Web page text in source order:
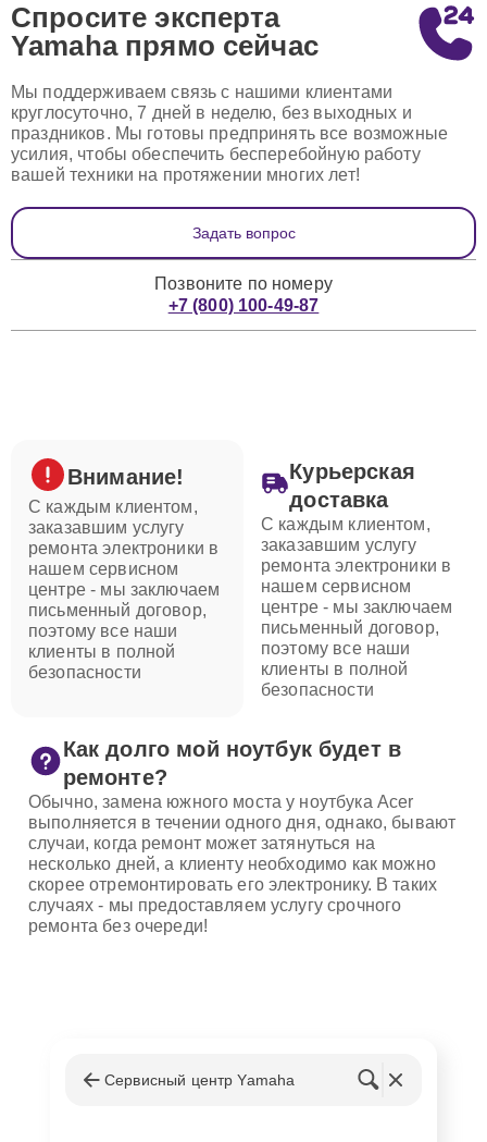
Спросите эксперта
Yamaha прямо сейчас
Мы поддерживаем связь с нашими клиентами
круглосуточно, 7 дней в неделю, без выходных и
праздников. Мы готовы предпринять все возможные
усилия, чтобы обеспечить бесперебойную работу
вашей техники на протяжении многих лет!
Задать вопрос
Позвоните по номеру
+7 (800) 100-49-87
Внимание!
С каждым клиентом,
заказавшим услугу
ремонта электроники в
нашем сервисном
центре - мы заключаем
письменный договор,
поэтому все наши
клиенты в полной
безопасности
Курьерская
доставка
С каждым клиентом,
заказавшим услугу
ремонта электроники в
нашем сервисном
центре - мы заключаем
письменный договор,
поэтому все наши
клиенты в полной
безопасности
Как долго мой ноутбук будет в
ремонте?
Обычно, замена южного моста у ноутбука Acer
выполняется в течении одного дня, однако, бывают
случаи, когда ремонт может затянуться на
несколько дней, а клиенту необходимо как можно
скорее отремонтировать его электронику. В таких
случаях - мы предоставляем услугу срочного
ремонта без очереди!
Сервисный центр Yamaha